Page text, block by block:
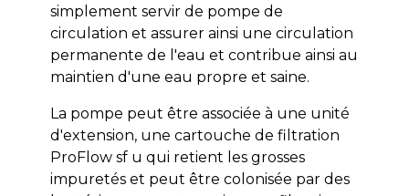
simplement servir de pompe de
circulation et assurer ainsi une circulation
permanente de l'eau et contribue ainsi au
maintien d'une eau propre et saine.
La pompe peut être associée à une unité
d'extension, une cartouche de filtration
ProFlow sf u qui retient les grosses
impuretés et peut être colonisée par des